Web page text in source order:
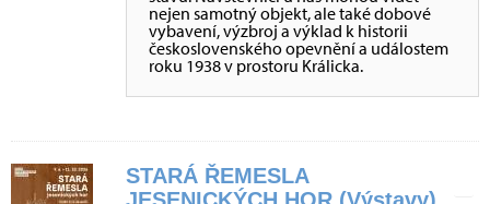
nejen samotný objekt, ale také dobové
vybavení, výzbroj a výklad k historii
československého opevnění a událostem
roku 1938 v prostoru Králicka.
STARÁ ŘEMESLA